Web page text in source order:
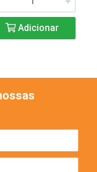
Adicionar